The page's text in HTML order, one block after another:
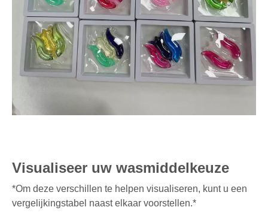
Visualiseer uw wasmiddelkeuze
*Om deze verschillen te helpen visualiseren, kunt u een
vergelijkingstabel naast elkaar voorstellen.*